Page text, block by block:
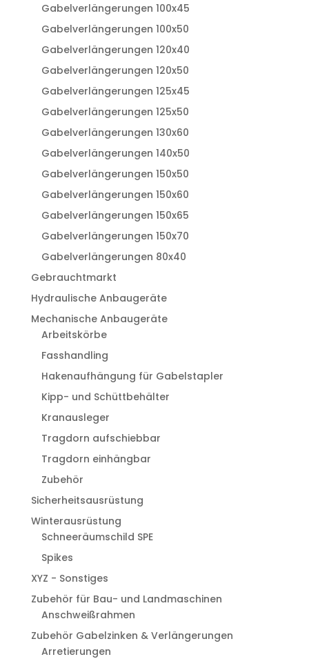
Gabelverlängerungen 100x45
Gabelverlängerungen 100x50
Gabelverlängerungen 120x40
Gabelverlängerungen 120x50
Gabelverlängerungen 125x45
Gabelverlängerungen 125x50
Gabelverlängerungen 130x60
Gabelverlängerungen 140x50
Gabelverlängerungen 150x50
Gabelverlängerungen 150x60
Gabelverlängerungen 150x65
Gabelverlängerungen 150x70
Gabelverlängerungen 80x40
Gebrauchtmarkt
Hydraulische Anbaugeräte
Mechanische Anbaugeräte
Arbeitskörbe
Fasshandling
Hakenaufhängung für Gabelstapler
Kipp- und Schüttbehälter
Kranausleger
Tragdorn aufschiebbar
Tragdorn einhängbar
Zubehör
Sicherheitsausrüstung
Winterausrüstung
Schneeräumschild SPE
Spikes
XYZ - Sonstiges
Zubehör für Bau- und Landmaschinen
Anschweißrahmen
Zubehör Gabelzinken & Verlängerungen
Arretierungen